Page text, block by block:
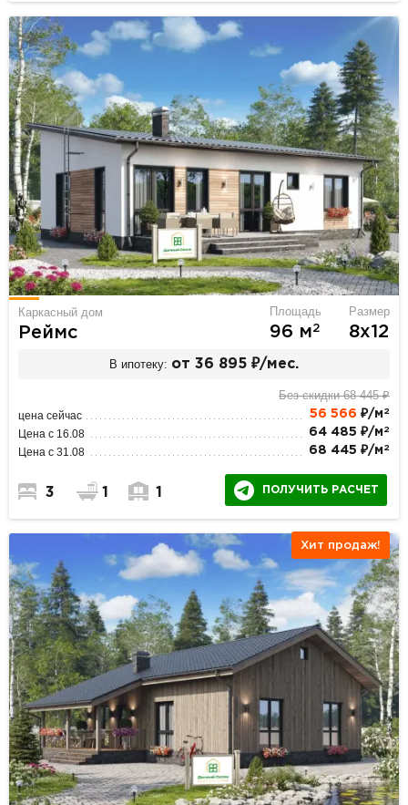
Каркасный дом
Реймс
Площадь
96 м2
Размер
8х12
В ипотеку: от 36 895 ₽/мес.
Без скидки 68 445 ₽
цена сейчас 56 566 ₽/м 2
Цена с 16.08 64 485 ₽/м 2
Цена с 31.08 68 445 ₽/м 2
3 1 1 ПОЛУЧИТЬ РАСЧЕТ
Хит продаж!